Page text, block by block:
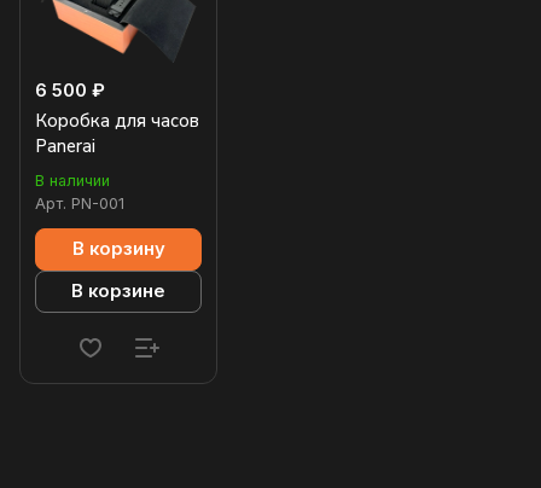
6 500 ₽
Коробка для часов
Panerai
В наличии
Арт. PN-001
В корзину
В корзине